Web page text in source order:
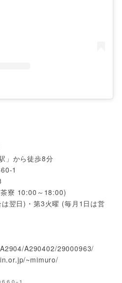
」から徒歩8分
1
寮 10:00～18:00)
翌日)・第3火曜 (毎月1日は営
A290402/29000963/
~mimuro/
６０−１